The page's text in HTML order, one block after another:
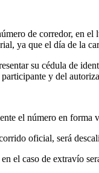
de corredor, en
ya que el día de la
su cédula de
y del
el número en
oficial, será
el caso de extravío